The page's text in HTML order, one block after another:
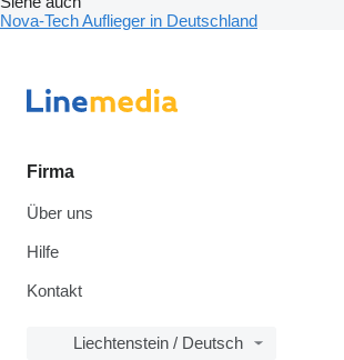
Nova-Tech Auflieger in Deutschland
Firma
Über uns
Hilfe
Kontakt
Liechtenstein / Deutsch